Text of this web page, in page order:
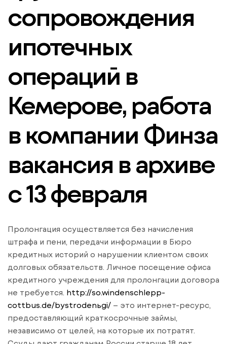
сопровождения
ипотечных
операций в
Кемерове, работа
в компании Финза
вакансия в архиве
c 13 февраля
Пролонгация осуществляется без начисления
штрафа и пени, передачи информации в Бюро
кредитных историй о нарушении клиентом своих
долговых обязательств. Личное посещение офиса
кредитного учреждения для пролонгации договора
не требуется. http://so.windenschlepp-
cottbus.de/bystrodenьgi/ – это интернет-ресурс,
предоставляющий краткосрочные займы,
независимо от целей, на которые их потратят.